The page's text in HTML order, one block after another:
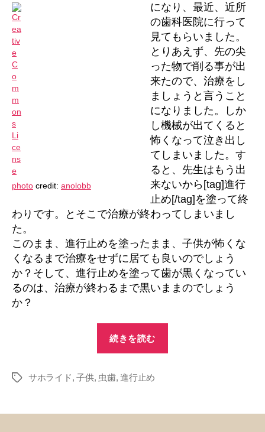
photo credit: anolobb
になり、最近、近所
の歯科医院に行って
見てもらいました。
とりあえず、先の尖
った物で削る事が出
来たので、治療をし
ましょうと言うこと
になりました。しか
し機械が出てくると
怖くなって泣き出し
てしまいました。す
ると、先生はもう出
来ないから[tag]進行
止め[/tag]を塗って終
わりです。とそこで治療が終わってしまいまし
た。
このまま、進行止めを塗ったまま、子供が怖くな
くなるまで治療をせずに居ても良いのでしょう
か？そして、進行止めを塗って歯が黒くなってい
るのは、治療が終わるまで黒いままのでしょう
か？
続きを読む
タ
サホライド,子供, 虫歯,進行止め